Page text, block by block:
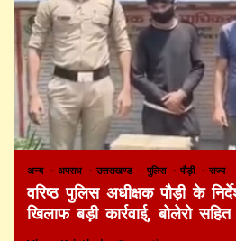
अन्य अपराध उत्तराखण्ड पुलिस पौड़ी राज्य
वरिष्ठ पुलिस अधीक्षक पौड़ी के
खिलाफ बड़ी कार्रवाई, बोलेरो